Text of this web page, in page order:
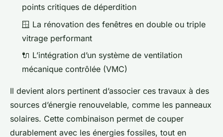
points critiques de déperdition
🪟 La rénovation des fenêtres en double ou triple
vitrage performant
🔌 L’intégration d’un système de ventilation
mécanique contrôlée (VMC)
Il devient alors pertinent d’associer ces travaux à des
sources d’énergie renouvelable, comme les panneaux
solaires. Cette combinaison permet de couper
durablement avec les énergies fossiles, tout en